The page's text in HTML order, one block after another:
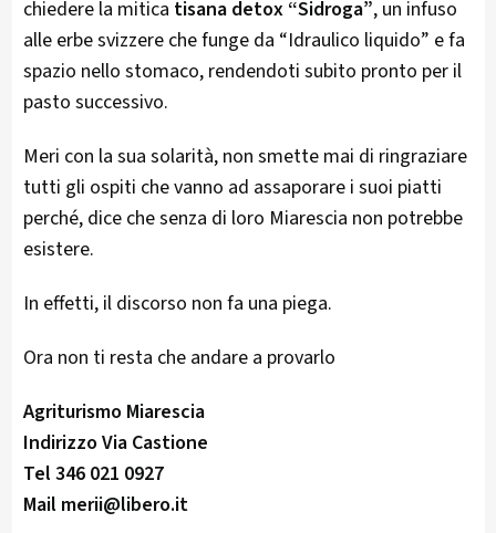
chiedere la mitica tisana detox “Sidroga”, un infuso
alle erbe svizzere che funge da “Idraulico liquido” e fa
spazio nello stomaco, rendendoti subito pronto per il
pasto successivo.
Meri con la sua solarità, non smette mai di ringraziare
tutti gli ospiti che vanno ad assaporare i suoi piatti
perché, dice che senza di loro Miarescia non potrebbe
esistere.
In effetti, il discorso non fa una piega.
Ora non ti resta che andare a provarlo
Agriturismo Miarescia
Indirizzo Via Castione
Tel 346 021 0927
Mail merii@libero.it